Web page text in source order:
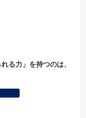
る力」を持つのは、